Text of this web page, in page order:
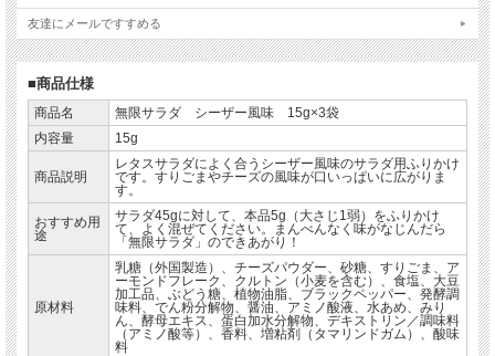
友達にメールですすめる
■商品仕様
商品名
無限サラダ シーザー風味 15g×3袋
内容量
15g
商品説明
レタスサラダによく合うシーザー風味のサラダ用ふりかけ
です。すりごまやチーズの風味が口いっぱいに広がりま
す。
おすすめ用
途
サラダ45gに対して、本品5g（大さじ1弱）をふりかけ
て、よく混ぜてください。まんべんなく味がなじんだら
「無限サラダ」のできあがり！
原材料
乳糖（外国製造）、チーズパウダー、砂糖、すりごま、ア
ーモンドフレーク、クルトン（小麦を含む）、食塩、大豆
加工品、ぶどう糖、植物油脂、ブラックペッパー、発酵調
味料、でん粉分解物、醤油、アミノ酸液、水あめ、みり
ん、酵母エキス、蛋白加水分解物、デキストリン／調味料
（アミノ酸等）、香料、増粘剤（タマリンドガム）、酸味
料